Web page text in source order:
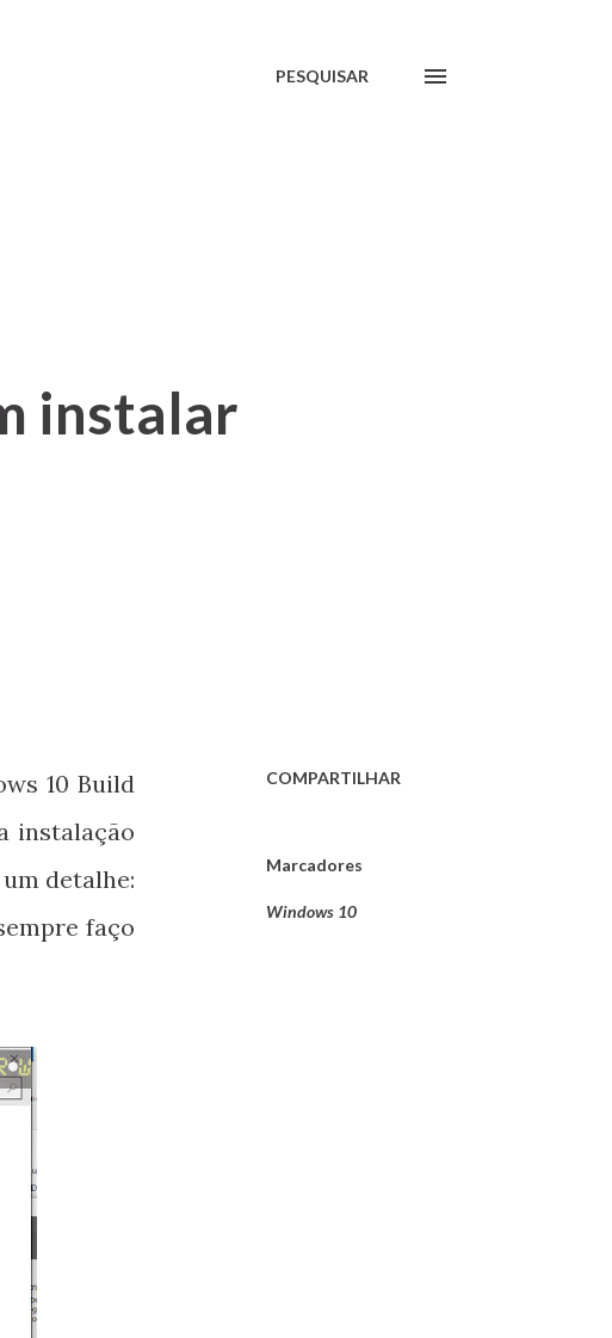
PESQUISAR
instalar
10 Build
instalação
detalhe:
faço
COMPARTILHAR
Marcadores
Windows 10